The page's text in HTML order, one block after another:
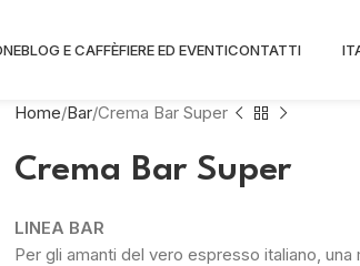
BLOG E CAFFÈFIERE ED EVENTICONTATTI
Home Bar Crema Bar Super
Crema Bar Super
LINEA BAR
Per gli amanti del vero espresso italiano,